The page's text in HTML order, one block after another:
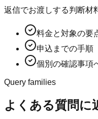
返信でお渡しする判断材
料金と対象の要
申込までの手順
個別の確認事項
Query families
よくある質問に